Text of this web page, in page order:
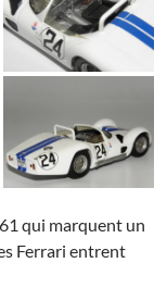
qui marquent un
Ferrari entrent